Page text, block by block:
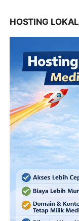
HOSTING LOKAL